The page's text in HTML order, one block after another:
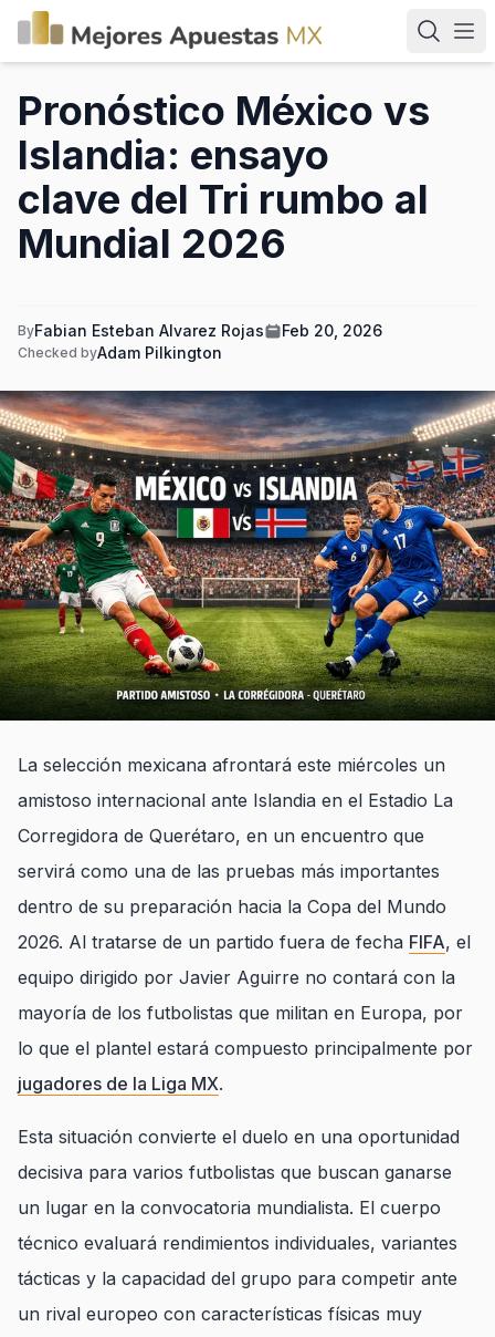
Pronóstico México vs
Islandia: ensayo
clave del Tri rumbo al
Mundial 2026
ByFabian Esteban Alvarez Rojas Feb 20, 2026
Checked byAdam Pilkington
La selección mexicana afrontará este miércoles un
amistoso internacional ante Islandia en el Estadio La
Corregidora de Querétaro, en un encuentro que
servirá como una de las pruebas más importantes
dentro de su preparación hacia la Copa del Mundo
2026. Al tratarse de un partido fuera de fecha FIFA, el
equipo dirigido por Javier Aguirre no contará con la
mayoría de los futbolistas que militan en Europa, por
lo que el plantel estará compuesto principalmente por
jugadores de la Liga MX.
Esta situación convierte el duelo en una oportunidad
decisiva para varios futbolistas que buscan ganarse
un lugar en la convocatoria mundialista. El cuerpo
técnico evaluará rendimientos individuales, variantes
tácticas y la capacidad del grupo para competir ante
un rival europeo con características físicas muy